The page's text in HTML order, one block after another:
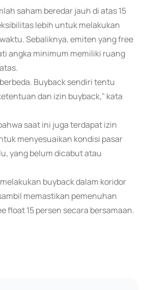
saham beredar jauh di atas 15
lebih untuk melakukan
Sebaliknya, emiten yang free
angka minimum memiliki ruang
Buyback sendiri tentu
dan izin buyback," kata
saat ini juga terdapat izin
menyesuaikan kondisi pasar
yang belum dicabut atau
buyback dalam koridor
memastikan pemenuhan
float 15 persen secara bersamaan.